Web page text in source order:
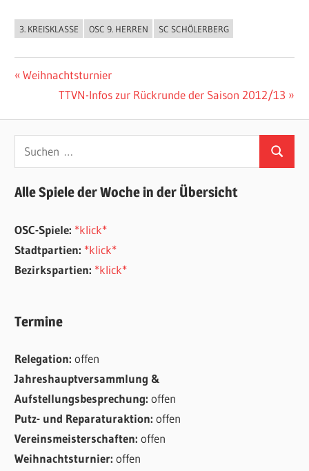
ALLGEMEIN
3. KREISKLASSE OSC 9. HERREN SC SCHÖLERBERG
Beitragsnavigation
Vorheriger
Beitrag:
Weihnachtsturnier
Nächster
TTVN-Infos zur Rückrunde der Saison 2012/13
Suchen
nach:
Suchen
Alle Spiele der Woche in der Übersicht
OSC-Spiele: *klick*
Stadtpartien: *klick*
Bezirkspartien: *klick*
Termine
Relegation:offen
Jahreshauptversammlung &
Aufstellungsbesprechung:offen
Putz- und Reparaturaktion:offen
Vereinsmeisterschaften:offen
Weihnachtsturnier:offen